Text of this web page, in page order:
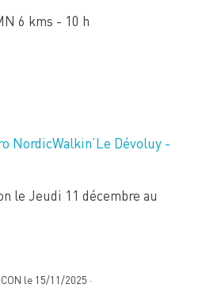
6 kms - 10 h
NordicWalkin’Le Dévoluy -
le Jeudi 11 décembre au
le 15/11/2025 ·